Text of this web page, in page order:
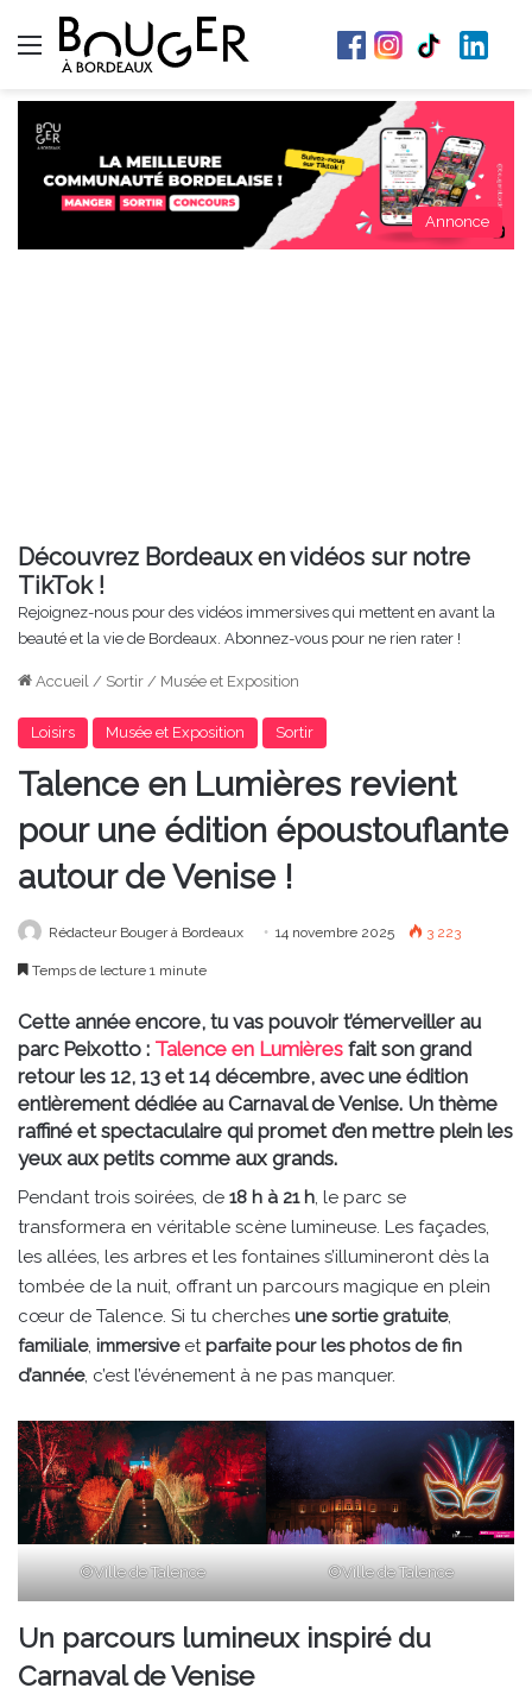
Menu
Annonce
Découvrez Bordeaux en vidéos sur notre
TikTok !
Rejoignez-nous pour des vidéos immersives qui mettent en avant la
beauté et la vie de Bordeaux. Abonnez-vous pour ne rien rater !
Accueil / Sortir / Musée et Exposition
Loisirs Musée et Exposition Sortir
Talence en Lumières revient
pour une édition époustouflante
autour de Venise !
Rédacteur Bouger à Bordeaux 14 novembre 2025 3 223
Temps de lecture 1 minute
Cette année encore, tu vas pouvoir t’émerveiller au
parc Peixotto : Talence en Lumières fait son grand
retour les 12, 13 et 14 décembre, avec une édition
entièrement dédiée au Carnaval de Venise. Un thème
raffiné et spectaculaire qui promet d’en mettre plein les
yeux aux petits comme aux grands.
Pendant trois soirées, de 18 h à 21 h, le parc se
transformera en véritable scène lumineuse. Les façades,
les allées, les arbres et les fontaines s’illumineront dès la
tombée de la nuit, offrant un parcours magique en plein
cœur de Talence. Si tu cherches une sortie gratuite,
familiale, immersive etparfaite pour les photos de fin
d’année, c’est l’événement à ne pas manquer.
©Ville de Talence ©Ville de Talence
Un parcours lumineux inspiré du
Carnaval de Venise